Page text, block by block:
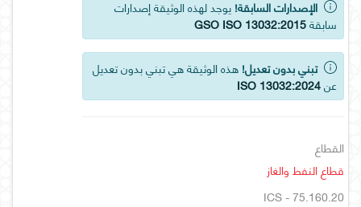
الإصدارات السابقة! يوجد لهذه الوثيقة إصدارات
سابقةGSO ISO 13032:2015
تبني بدون تعديل! هذه الوثيقة هي تبني بدون تعديل
عنISO 13032:2024
القطاع
قطاع النفط والغاز
ICS - 75.160.20